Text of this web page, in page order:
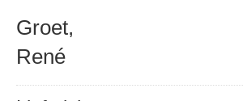
Groet,
René